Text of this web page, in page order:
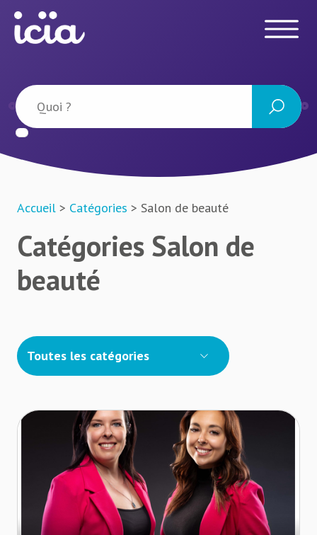
Accueil > Catégories > Salon de beauté
Catégories Salon de
beauté
Toutes les catégories